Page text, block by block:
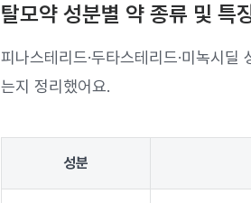
탈모약 성분별 약 종류 및 특
피나스테리드·두타스테리드·미녹시
는지 정리했어요.
성분